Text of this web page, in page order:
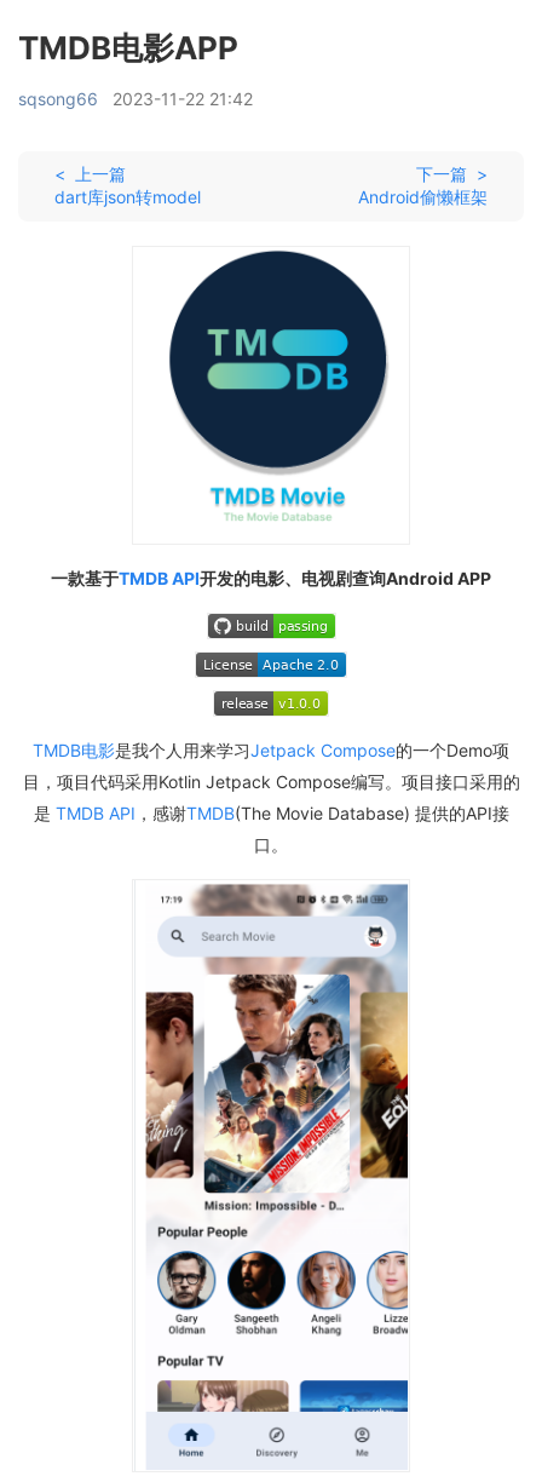
TMDB电影APP
sqsong66 2023-11-22 21:42
< 上一篇
dart库json转model
下一篇 >
Android偷懒框架
一款基于TMDB API开发的电影、电视剧查询Android APP
TMDB电影是我个人用来学习Jetpack Compose的一个Demo项
目，项目代码采用Kotlin Jetpack Compose编写。项目接口采用的
是 TMDB API ，感谢TMDB(The Movie Database) 提供的API接
口。